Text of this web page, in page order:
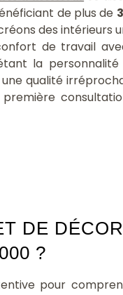
de plus de
des intérieurs
de travail
la
qualité
DE
?
pour